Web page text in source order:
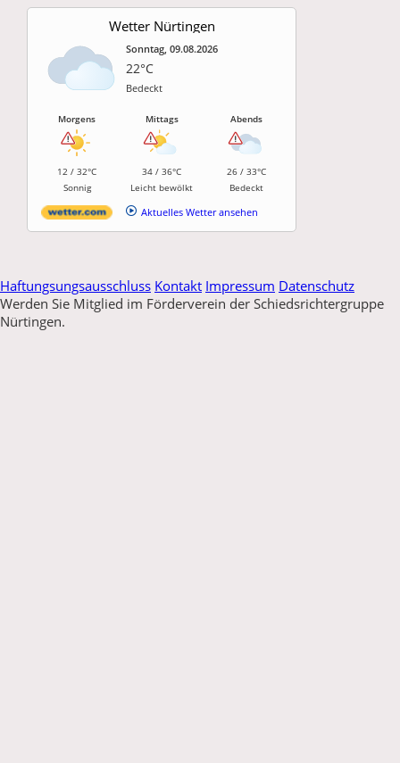
Wetter Nürtingen
Sonntag, 09.08.2026
22°C
Bedeckt
Morgens
12 / 32°C
Sonnig
Mittags
34 / 36°C
Leicht bewölkt
Abends
26 / 33°C
Bedeckt
Aktuelles Wetter ansehen
Haftungsungsausschluss Kontakt Impressum Datenschutz
Werden Sie Mitglied im Förderverein der Schiedsrichtergruppe
Nürtingen.